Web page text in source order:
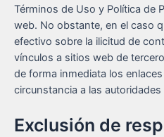
Términos de Uso y Política de
web. No obstante, en el caso
efectivo sobre la ilicitud de
vínculos a sitios web de
de forma inmediata los
circunstancia a las
Exclusión de